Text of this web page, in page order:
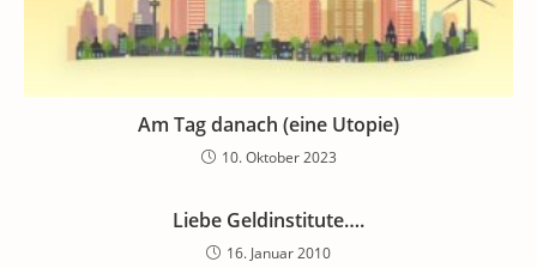
Am Tag danach (eine Utopie)
10. Oktober 2023
Liebe Geldinstitute….
16. Januar 2010